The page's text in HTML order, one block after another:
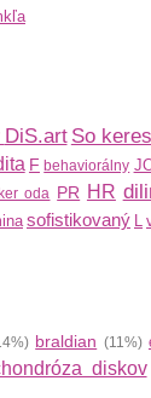
DiS.art So
F behaviorálny
oda PR HR
sofistikovaný L
braldian (11%)
diskov